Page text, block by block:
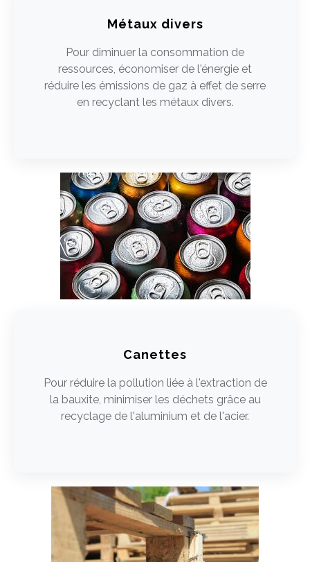
Métaux divers
Pour diminuer la consommation de
ressources, économiser de l'énergie et
réduire les émissions de gaz à effet de serre
en recyclant les métaux divers.
Canettes
Pour réduire la pollution liée à l'extraction de
la bauxite, minimiser les déchets grâce au
recyclage de l'aluminium et de l'acier.